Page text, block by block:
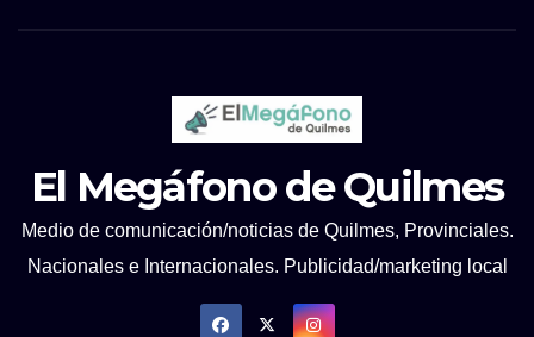
El Megáfono de Quilmes
Medio de comunicación/noticias de Quilmes, Provinciales.
Nacionales e Internacionales. Publicidad/marketing local